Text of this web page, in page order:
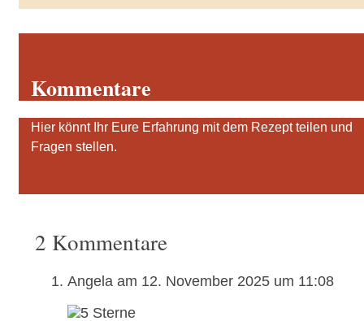
Kommentare
Hier könnt Ihr Eure Erfahrung mit dem Rezept teilen und
Fragen stellen.
2 Kommentare
Angela am 12. November 2025 um 11:08